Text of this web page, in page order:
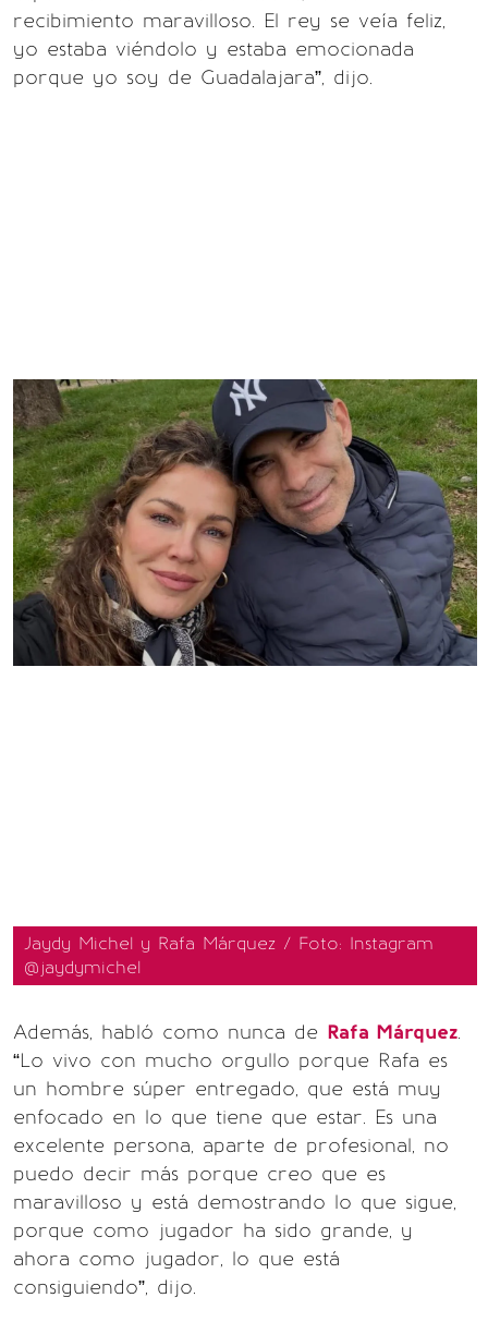
recibimiento maravilloso. El rey se veía feliz,
yo estaba viéndolo y estaba emocionada
porque yo soy de Guadalajara”, dijo.
Jaydy Michel y Rafa Márquez / Foto: Instagram
@jaydymichel
Además, habló como nunca de Rafa Márquez.
“Lo vivo con mucho orgullo porque Rafa es
un hombre súper entregado, que está muy
enfocado en lo que tiene que estar. Es una
excelente persona, aparte de profesional, no
puedo decir más porque creo que es
maravilloso y está demostrando lo que sigue,
porque como jugador ha sido grande, y
ahora como jugador, lo que está
consiguiendo”, dijo.